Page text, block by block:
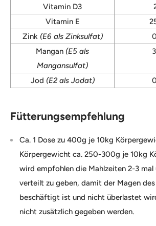
Vitamin D3
Vitamin E
Zink (E6 als Zinksulfat)
Mangan (E5 als
Mangansulfat)
Jod (E2 als Jodat)
Fütterungsempfehlung
Ca. 1 Dose zu 400g je 10kg
Körpergewicht ca. 250-300g je 10kg
wird empfohlen die Mahlzeiten 2-3 mal
verteilt zu geben, damit der Magen
beschäftigt ist und nicht überlastet
nicht zusätzlich gegeben werden.